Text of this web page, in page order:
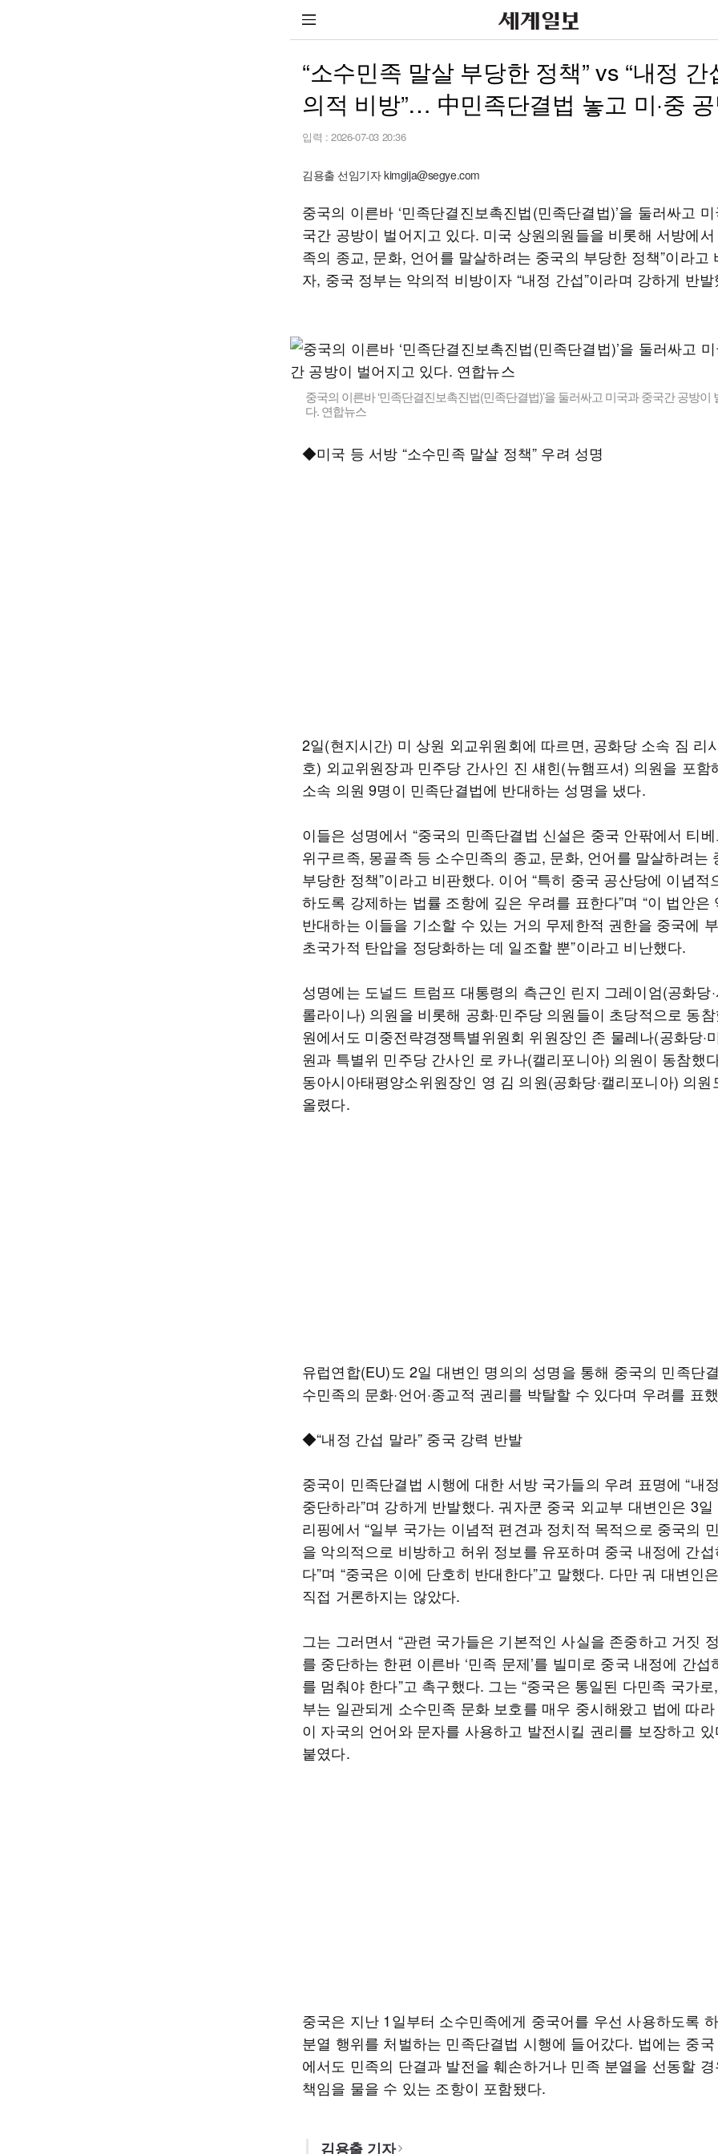
“소수민족 말살 부당한 정책” vs “내정 간
의적 비방”… 中민족단결법 놓고 미·중
입력 : 2026-07-03 20:36
김용출 선임기자 kimgija@segye.com
중국의 이른바 ‘민족단결진보촉진법(민족단결법)’을 둘러싸고
국간 공방이 벌어지고 있다. 미국 상원의원들을 비롯해 서방에서
족의 종교, 문화, 언어를 말살하려는 중국의 부당한 정책”이라고
자, 중국 정부는 악의적 비방이자 “내정 간섭”이라며 강하게 반
중국의 이른바 ‘민족단결진보촉진법(민족단결법)’을 둘러싸고 미국과 중국간 공방이
다. 연합뉴스
◆미국 등 서방 “소수민족 말살 정책” 우려 성명
2일(현지시간) 미 상원 외교위원회에 따르면, 공화당 소속 짐 리
호) 외교위원장과 민주당 간사인 진 섀힌(뉴햄프셔) 의원을 포함
소속 의원 9명이 민족단결법에 반대하는 성명을 냈다.
이들은 성명에서 “중국의 민족단결법 신설은 중국 안팎에서 티
위구르족, 몽골족 등 소수민족의 종교, 문화, 언어를 말살하려는
부당한 정책”이라고 비판했다. 이어 “특히 중국 공산당에 이념적
하도록 강제하는 법률 조항에 깊은 우려를 표한다”며 “이 법안은
반대하는 이들을 기소할 수 있는 거의 무제한적 권한을 중국에
초국가적 탄압을 정당화하는 데 일조할 뿐”이라고 비난했다.
성명에는 도널드 트럼프 대통령의 측근인 린지 그레이엄(공화당
롤라이나) 의원을 비롯해 공화·민주당 의원들이 초당적으로 동
원에서도 미중전략경쟁특별위원회 위원장인 존 물레나(공화당·
원과 특별위 민주당 간사인 로 카나(캘리포니아) 의원이 동참했
동아시아태평양소위원장인 영 김 의원(공화당·캘리포니아) 의원
올렸다.
유럽연합(EU)도 2일 대변인 명의의 성명을 통해 중국의 민족단
수민족의 문화·언어·종교적 권리를 박탈할 수 있다며 우려를 표
◆“내정 간섭 말라” 중국 강력 반발
중국이 민족단결법 시행에 대한 서방 국가들의 우려 표명에 “내
중단하라”며 강하게 반발했다. 궈자쿤 중국 외교부 대변인은 3일
리핑에서 “일부 국가는 이념적 편견과 정치적 목적으로 중국의
을 악의적으로 비방하고 허위 정보를 유포하며 중국 내정에 간섭
다”며 “중국은 이에 단호히 반대한다”고 말했다. 다만 궈 대변인
직접 거론하지는 않았다.
그는 그러면서 “관련 국가들은 기본적인 사실을 존중하고 거짓
를 중단하는 한편 이른바 ‘민족 문제’를 빌미로 중국 내정에 간섭
를 멈춰야 한다”고 촉구했다. 그는 “중국은 통일된 다민족 국가
부는 일관되게 소수민족 문화 보호를 매우 중시해왔고 법에 따
이 자국의 언어와 문자를 사용하고 발전시킬 권리를 보장하고 있
붙였다.
중국은 지난 1일부터 소수민족에게 중국어를 우선 사용하도록
분열 행위를 처벌하는 민족단결법 시행에 들어갔다. 법에는 중
에서도 민족의 단결과 발전을 훼손하거나 민족 분열을 선동할 경
책임을 물을 수 있는 조항이 포함됐다.
김용출 기자